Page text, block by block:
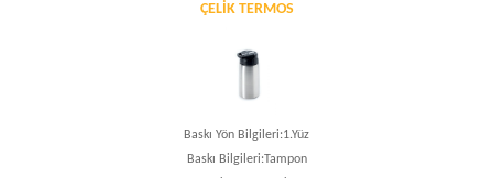
ÇELIK TERMOS
Baskı Yön Bilgileri:1.Yüz
Baskı Bilgileri:Tampon